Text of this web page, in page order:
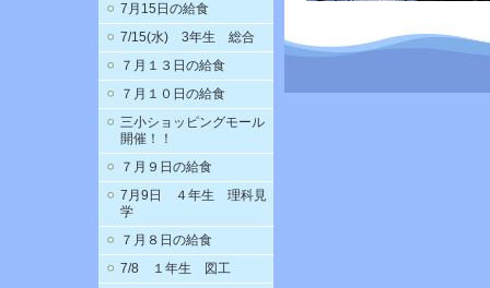
7月15日の給食
7/15(水) 3年生 総合
７月１３日の給食
７月１０日の給食
三小ショッピングモール
開催！！
７月９日の給食
7月9日 ４年生 理科見
学
７月８日の給食
7/8 １年生 図工